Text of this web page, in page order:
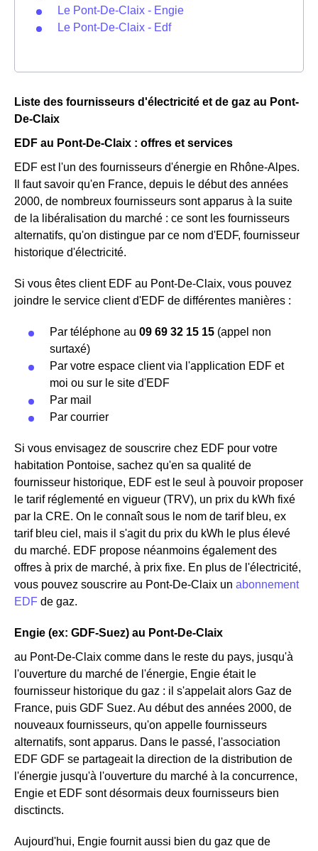
Le Pont-De-Claix - Engie
Le Pont-De-Claix - Edf
Liste des fournisseurs d'électricité et de gaz au Pont-
De-Claix
EDF au Pont-De-Claix : offres et services
EDF est l'un des fournisseurs d'énergie en Rhône-Alpes.
Il faut savoir qu'en France, depuis le début des années
2000, de nombreux fournisseurs sont apparus à la suite
de la libéralisation du marché : ce sont les fournisseurs
alternatifs, qu'on distingue par ce nom d'EDF, fournisseur
historique d'électricité.
Si vous êtes client EDF au Pont-De-Claix, vous pouvez
joindre le service client d'EDF de différentes manières :
Par téléphone au 09 69 32 15 15 (appel non
surtaxé)
Par votre espace client via l'application EDF et
moi ou sur le site d'EDF
Par mail
Par courrier
Si vous envisagez de souscrire chez EDF pour votre
habitation Pontoise, sachez qu'en sa qualité de
fournisseur historique, EDF est le seul à pouvoir proposer
le tarif réglementé en vigueur (TRV), un prix du kWh fixé
par la CRE. On le connaît sous le nom de tarif bleu, ex
tarif bleu ciel, mais il s'agit du prix du kWh le plus élevé
du marché. EDF propose néanmoins également des
offres à prix de marché, à prix fixe. En plus de l'électricité,
vous pouvez souscrire au Pont-De-Claix un abonnement
EDF de gaz.
Engie (ex: GDF-Suez) au Pont-De-Claix
au Pont-De-Claix comme dans le reste du pays, jusqu'à
l'ouverture du marché de l'énergie, Engie était le
fournisseur historique du gaz : il s'appelait alors Gaz de
France, puis GDF Suez. Au début des années 2000, de
nouveaux fournisseurs, qu'on appelle fournisseurs
alternatifs, sont apparus. Dans le passé, l'association
EDF GDF se partageait la direction de la distribution de
l'énergie jusqu'à l'ouverture du marché à la concurrence,
Engie et EDF sont désormais deux fournisseurs bien
disctincts.
Aujourd'hui, Engie fournit aussi bien du gaz que de